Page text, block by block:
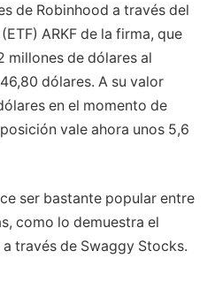
de Robinhood a través del
ARKF de la firma, que
millones de dólares al
dólares. A su valor
en el momento de
vale ahora unos 5,6
ser bastante popular entre
como lo demuestra el
través de Swaggy Stocks.